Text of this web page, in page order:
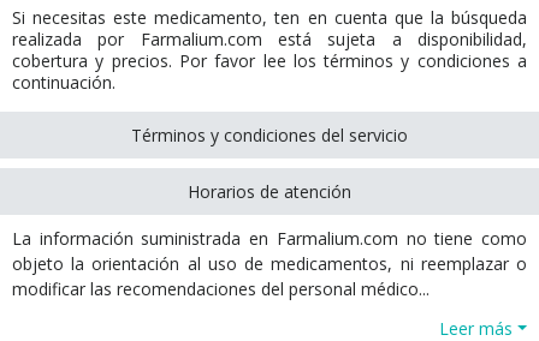
Si necesitas este medicamento, ten en cuenta que la búsqueda
realizada por Farmalium.com está sujeta a disponibilidad,
cobertura y precios. Por favor lee los términos y condiciones a
continuación.
Términos y condiciones del servicio
Horarios de atención
La información suministrada en Farmalium.com no tiene como
objeto la orientación al uso de medicamentos, ni reemplazar o
modificar las recomendaciones del personal médico...
Leer más